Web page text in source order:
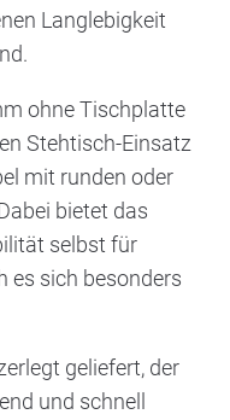
Langlebigkeit
ohne Tischplatte
Stehtisch-Einsatz
mit runden oder
bietet das
selbst für
es sich besonders
geliefert, der
und schnell